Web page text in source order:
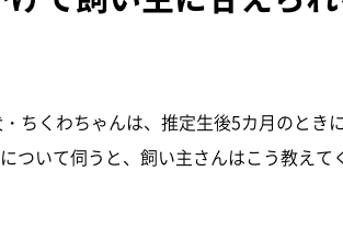
ちくわちゃんは、推定生後5カ月のとき
ついて伺うと、飼い主さんはこう教えて